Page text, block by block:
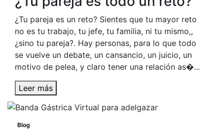
¿Tu pareja es un reto? Sientes que tu mayor reto
no es tu trabajo, tu jefe, tu familia, ni tu mismo,,
¿sino tu pareja?. Hay personas, para lo que todo
se vuelve un debate, un cansancio, un juicio, un
motivo de pelea, y claro tener una relación as�...
Leer más
Blog